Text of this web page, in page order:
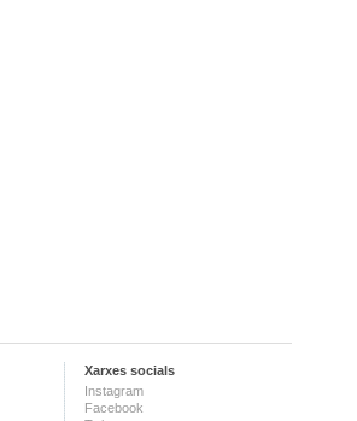
Xarxes socials
Instagram
Facebook